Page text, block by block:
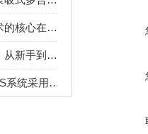
激光在线氧气分析仪技术的核心在于“单线光谱”原理
便携式泵吸气体检测仪：从新手到高手的实用指南
可燃有毒气体报警器GDS系统采用了分布式结构+集中控制模式